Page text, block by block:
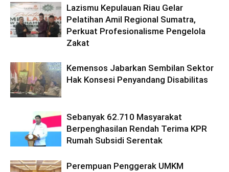
Lazismu Kepulauan Riau Gelar
Pelatihan Amil Regional Sumatra,
Perkuat Profesionalisme Pengelola
Zakat
Kemensos Jabarkan Sembilan Sektor
Hak Konsesi Penyandang Disabilitas
Sebanyak 62.710 Masyarakat
Berpenghasilan Rendah Terima KPR
Rumah Subsidi Serentak
Perempuan Penggerak UMKM